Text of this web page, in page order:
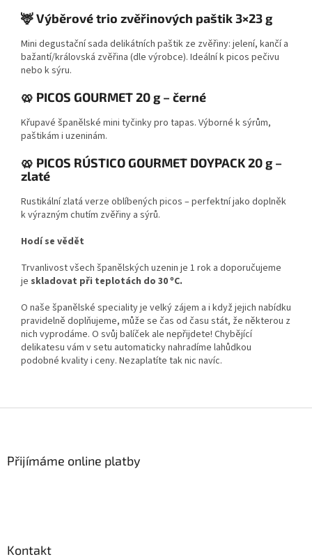
🦌 Výběrové trio zvěřinových paštik 3×23 g
Mini degustační sada delikátních paštik ze zvěřiny: jelení, kančí a
bažantí/královská zvěřina (dle výrobce). Ideální k picos pečivu
nebo k sýru.
🥨 PICOS GOURMET 20 g – černé
Křupavé španělské mini tyčinky pro tapas. Výborné k sýrům,
paštikám i uzeninám.
🥨 PICOS RÚSTICO GOURMET DOYPACK 20 g –
zlaté
Rustikální zlatá verze oblíbených picos – perfektní jako doplněk
k výrazným chutím zvěřiny a sýrů.
Hodí se vědět
Trvanlivost všech španělských uzenin je 1 rok a doporučujeme
je skladovat při teplotách do 30 ºC.
O naše španělské speciality je velký zájem a i když jejich nabídku
pravidelně doplňujeme, může se čas od času stát, že některou z
nich vyprodáme. O svůj balíček ale nepřijdete! Chybějící
delikatesu vám v setu automaticky nahradíme lahůdkou
podobné kvality i ceny. Nezaplatíte tak nic navíc.
Přijímáme online platby
Kontakt